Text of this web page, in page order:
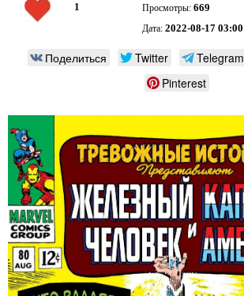
1 Просмотры: 669
Дата: 2022-08-17 03:00
Поделиться Twitter Telegram
Pinterest